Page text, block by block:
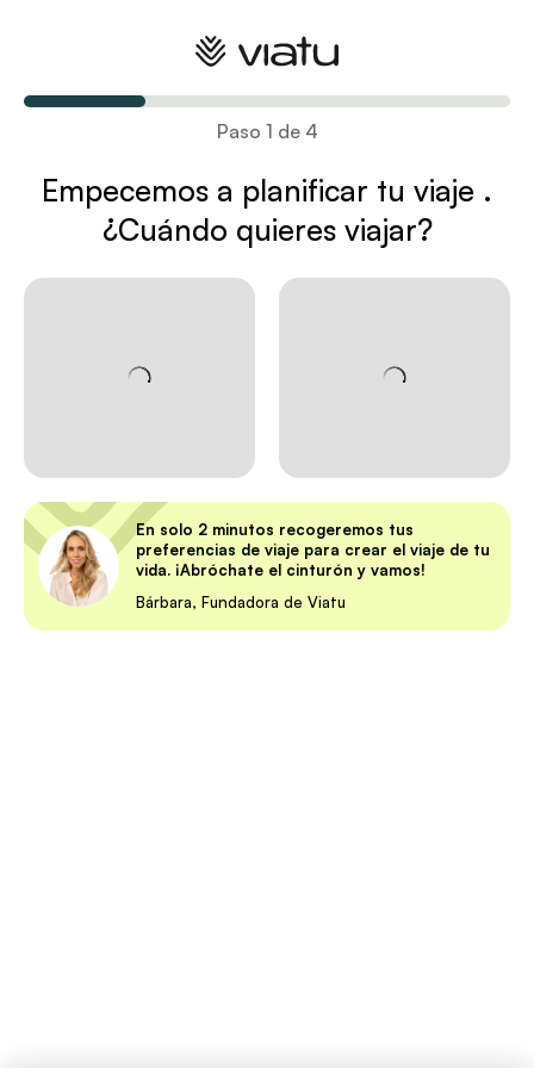
Paso 1 de 4
Empecemos a planificar tu viaje .
¿Cuándo quieres viajar?
En solo 2 minutos recogeremos tus
preferencias de viaje para crear el viaje de tu
vida. ¡Abróchate el cinturón y vamos!
Bárbara, Fundadora de Viatu